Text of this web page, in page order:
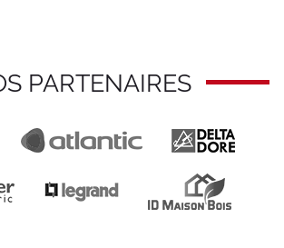
PARTENAIRES